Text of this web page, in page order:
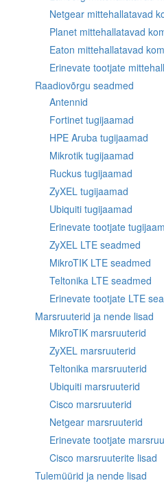
Netgear mittehallatavad
Planet mittehallatavad
Eaton mittehallatavad
Erinevate tootjate
Raadiovõrgu seadmed
Antennid
Fortinet tugijaamad
HPE Aruba tugijaamad
Mikrotik tugijaamad
Ruckus tugijaamad
ZyXEL tugijaamad
Ubiquiti tugijaamad
Erinevate tootjate
ZyXEL LTE seadmed
MikroTIK LTE seadmed
Teltonika LTE seadmed
Erinevate tootjate LTE
Marsruuterid ja nende lisad
MikroTIK marsruuterid
ZyXEL marsruuterid
Teltonika marsruuterid
Ubiquiti marsruuterid
Cisco marsruuterid
Netgear marsruuterid
Erinevate tootjate
Cisco marsruuterite lisad
Tulemüürid ja nende lisad